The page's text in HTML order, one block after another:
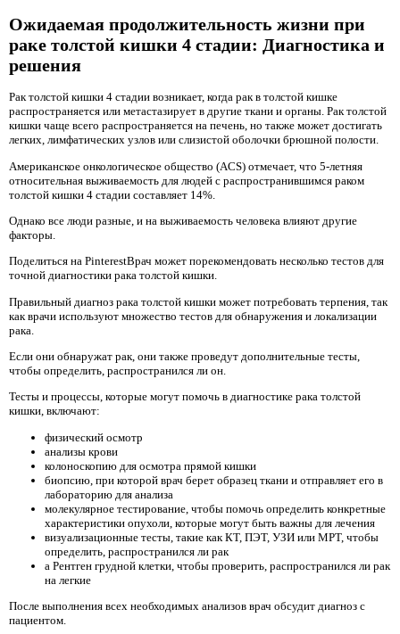
Ожидаемая продолжительность жизни при
раке толстой кишки 4 стадии: Диагностика и
решения
Рак толстой кишки 4 стадии возникает, когда рак в толстой кишке
распространяется или метастазирует в другие ткани и органы. Рак толстой
кишки чаще всего распространяется на печень, но также может достигать
легких, лимфатических узлов или слизистой оболочки брюшной полости.
Американское онкологическое общество (ACS) отмечает, что 5-летняя
относительная выживаемость для людей с распространившимся раком
толстой кишки 4 стадии составляет 14%.
Однако все люди разные, и на выживаемость человека влияют другие
факторы.
Поделиться на PinterestВрач может порекомендовать несколько тестов для
точной диагностики рака толстой кишки.
Правильный диагноз рака толстой кишки может потребовать терпения, так
как врачи используют множество тестов для обнаружения и локализации
рака.
Если они обнаружат рак, они также проведут дополнительные тесты,
чтобы определить, распространился ли он.
Тесты и процессы, которые могут помочь в диагностике рака толстой
кишки, включают:
физический осмотр
анализы крови
колоноскопию для осмотра прямой кишки
биопсию, при которой врач берет образец ткани и отправляет его в
лабораторию для анализа
молекулярное тестирование, чтобы помочь определить конкретные
характеристики опухоли, которые могут быть важны для лечения
визуализационные тесты, такие как КТ, ПЭТ, УЗИ или МРТ, чтобы
определить, распространился ли рак
a Рентген грудной клетки, чтобы проверить, распространился ли рак
на легкие
После выполнения всех необходимых анализов врач обсудит диагноз с
пациентом.